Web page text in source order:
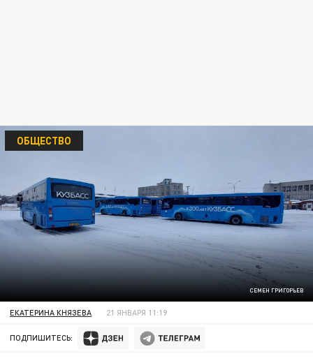
СЕМЕН ГРИГОРЬЕВ
ОБЩЕСТВО
ЕКАТЕРИНА КНЯЗЕВА 21 ЯНВАРЯ 11:19
ПОДПИШИТЕСЬ: